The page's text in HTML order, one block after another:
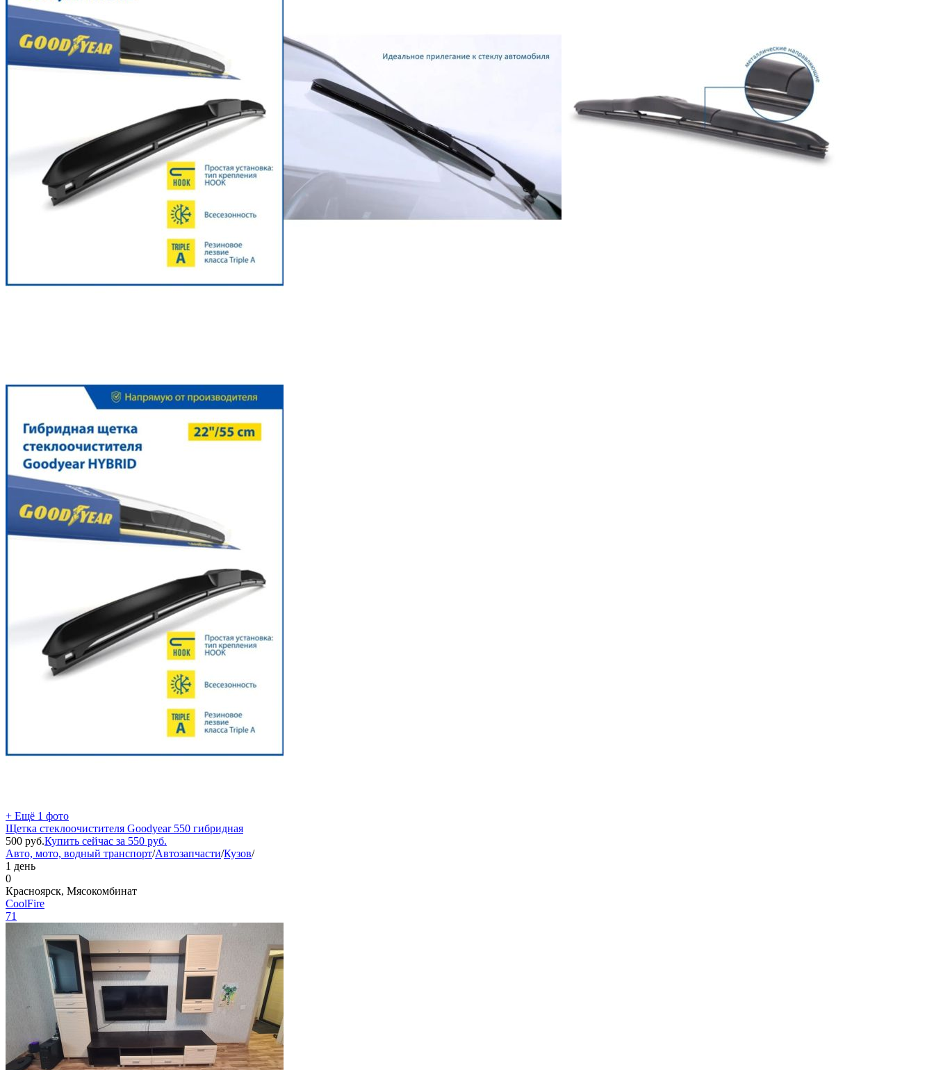
+ Ещё 1 фото
Щетка стеклоочистителя Goodyear 550 гибридная
500 руб.Купить сейчас за 550 руб.
Авто, мото, водный транспорт/Автозапчасти/Кузов/
1 день
0
Красноярск, Мясокомбинат
CoolFire
71